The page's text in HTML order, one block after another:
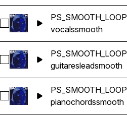
Sélectionnez vocalssmooth
Sélectionnez
guitaresleadsmooth
Sélectionnez pianochordssmooth